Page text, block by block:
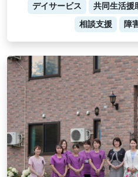
デイサービス 共同生活援
相談支援
障